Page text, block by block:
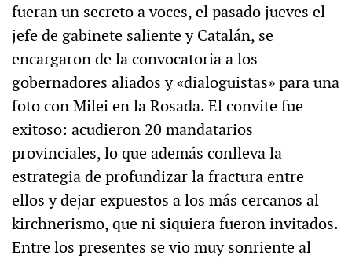
fueran un secreto a voces, el pasado jueves el
jefe de gabinete saliente y Catalán, se
encargaron de la convocatoria a los
gobernadores aliados y «dialoguistas» para una
foto con Milei en la Rosada. El convite fue
exitoso: acudieron 20 mandatarios
provinciales, lo que además conlleva la
estrategia de profundizar la fractura entre
ellos y dejar expuestos a los más cercanos al
kirchnerismo, que ni siquiera fueron invitados.
Entre los presentes se vio muy sonriente al